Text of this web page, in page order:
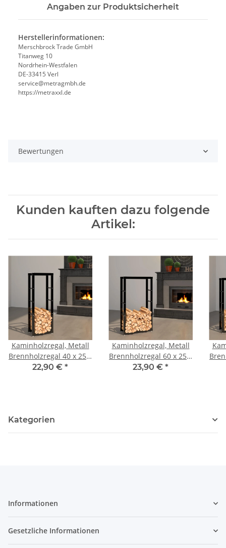
Angaben zur Produktsicherheit
Herstellerinformationen:
Merschbrock Trade GmbH
Titanweg 10
Nordrhein-Westfalen
DE-33415 Verl
service@metragmbh.de
https://metraxxl.de
Bewertungen
Kunden kauften dazu folgende
Artikel:
Kaminholzregal, Metall
Brennholzregal 40 x 25 x
100 cm
22,90 € *
Kaminholzregal, Metall
Brennholzregal 60 x 25 x
100 cm
23,90 € *
Kategorien
Informationen
Gesetzliche Informationen